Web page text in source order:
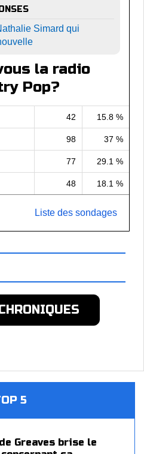
Simard qui
la radio
Pop?
42 15.8 %
98 37 %
77 29.1 %
48 18.1 %
Liste des sondages
5
Greaves brise le